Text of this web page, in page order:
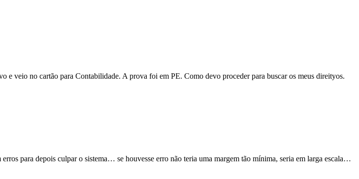
veio no cartão para Contabilidade. A prova foi em PE. Como devo proceder para buscar os meus direityos.
para depois culpar o sistema… se houvesse erro não teria uma margem tão mínima, seria em larga escala…